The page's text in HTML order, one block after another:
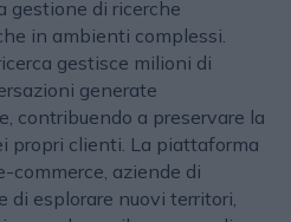
gestione di ricerche
in ambienti complessi.
gestisce milioni di
generate
contribuendo a preservare la
propri clienti. La piattaforma
commerce, aziende di
di esplorare nuovi territori,